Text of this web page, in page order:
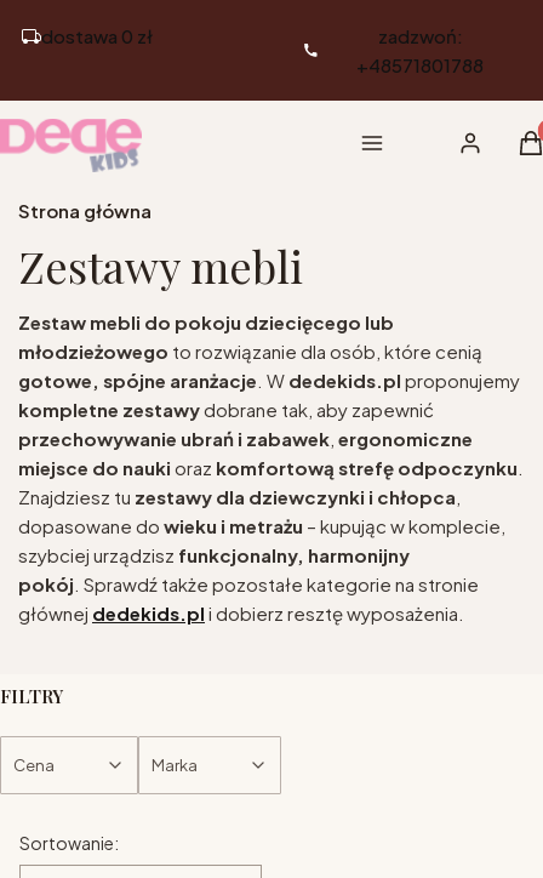
dostawa 0 zł
zadzwoń:
+48571801788
Menu Zaloguj się
Strona główna
Zestawy mebli
Zestaw mebli do pokoju dziecięcego lub
młodzieżowego to rozwiązanie dla osób, które cenią
gotowe, spójne aranżacje . W dedekids.pl proponujemy
kompletne zestawydobrane tak, aby zapewnić
przechowywanie ubrań i zabawek ergonomiczne
miejsce do nauki oraz komfortową strefę odpoczynku
Znajdziesz tu zestawy dla dziewczynki i chłopca
dopasowane do wieku i metrażu – kupując w komplecie,
szybciej urządzisz funkcjonalny, harmonijny
pokój . Sprawdź także pozostałe kategorie na stronie
głównej dedekids.pl i dobierz resztę wyposażenia.
FILTRY
Cena Marka
Lista produktów
Sortowanie: